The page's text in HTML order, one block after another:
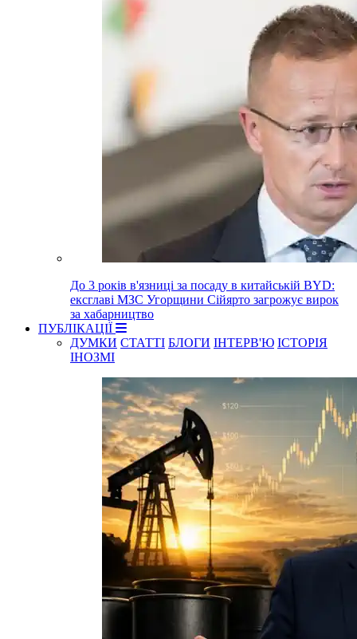
До 3 років в'язниці за посаду в китайській BYD:
ексглаві МЗС Угорщини Сійярто загрожує вирок
за хабарництво
ПУБЛІКАЦІЇ
ДУМКИ СТАТТІ БЛОГИ ІНТЕРВ'Ю ІСТОРІЯ
ІНОЗМІ